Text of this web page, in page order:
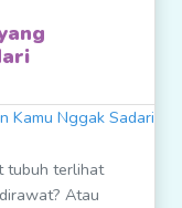
tubuh terlihat
Atau